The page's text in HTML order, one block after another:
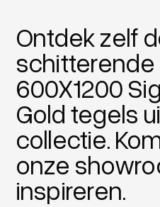
Ontdek zelf
schitterende
600X1200
Gold tegels
collectie.
onze
inspireren.